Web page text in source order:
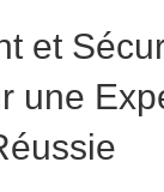
et
une